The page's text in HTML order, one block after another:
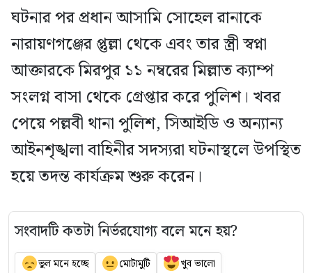
ঘটনার পর প্রধান আসামি সোহেল রানাকে
নারায়ণগঞ্জের প্তুল্লা থেকে এবং তার স্ত্রী স্বপ্না
আক্তারকে মিরপুর ১১ নম্বরের মিল্লাত ক্যাম্প
সংলগ্ন বাসা থেকে গ্রেপ্তার করে পুলিশ। খবর
পেয়ে পল্লবী থানা পুলিশ, সিআইডি ও অন্যান্য
আইনশৃঙ্খলা বাহিনীর সদস্যরা ঘটনাস্থলে উপস্থিত
হয়ে তদন্ত কার্যক্রম শুরু করেন।
সংবাদটি কতটা নির্ভরযোগ্য বলে মনে হয়?
ভুল মনে হচ্ছে মোটামুটি খুব ভালো